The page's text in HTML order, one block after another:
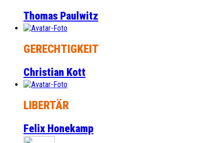
Thomas Paulwitz
GERECHTIGKEIT
Christian Kott
LIBERTÄR
Felix Honekamp